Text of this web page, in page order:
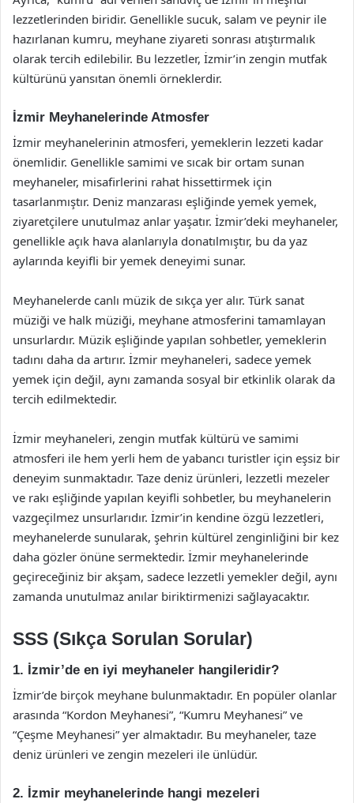
lezzetlerinden biridir. Genellikle sucuk, salam ve peynir ile
hazırlanan kumru, meyhane ziyareti sonrası atıştırmalık
olarak tercih edilebilir. Bu lezzetler, İzmir’in zengin mutfak
kültürünü yansıtan önemli örneklerdir.
İzmir Meyhanelerinde Atmosfer
İzmir meyhanelerinin atmosferi, yemeklerin lezzeti kadar
önemlidir. Genellikle samimi ve sıcak bir ortam sunan
meyhaneler, misafirlerini rahat hissettirmek için
tasarlanmıştır. Deniz manzarası eşliğinde yemek yemek,
ziyaretçilere unutulmaz anlar yaşatır. İzmir’deki meyhaneler,
genellikle açık hava alanlarıyla donatılmıştır, bu da yaz
aylarında keyifli bir yemek deneyimi sunar.
Meyhanelerde canlı müzik de sıkça yer alır. Türk sanat
müziği ve halk müziği, meyhane atmosferini tamamlayan
unsurlardır. Müzik eşliğinde yapılan sohbetler, yemeklerin
tadını daha da artırır. İzmir meyhaneleri, sadece yemek
yemek için değil, aynı zamanda sosyal bir etkinlik olarak da
tercih edilmektedir.
İzmir meyhaneleri, zengin mutfak kültürü ve samimi
atmosferi ile hem yerli hem de yabancı turistler için eşsiz bir
deneyim sunmaktadır. Taze deniz ürünleri, lezzetli mezeler
ve rakı eşliğinde yapılan keyifli sohbetler, bu meyhanelerin
vazgeçilmez unsurlarıdır. İzmir’in kendine özgü lezzetleri,
meyhanelerde sunularak, şehrin kültürel zenginliğini bir kez
daha gözler önüne sermektedir. İzmir meyhanelerinde
geçireceğiniz bir akşam, sadece lezzetli yemekler değil, aynı
zamanda unutulmaz anılar biriktirmenizi sağlayacaktır.
SSS (Sıkça Sorulan Sorular)
1. İzmir’de en iyi meyhaneler hangileridir?
İzmir’de birçok meyhane bulunmaktadır. En popüler olanlar
arasında “Kordon Meyhanesi”, “Kumru Meyhanesi” ve
“Çeşme Meyhanesi” yer almaktadır. Bu meyhaneler, taze
deniz ürünleri ve zengin mezeleri ile ünlüdür.
2. İzmir meyhanelerinde hangi mezeleri